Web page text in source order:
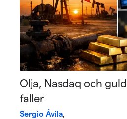
Olja, Nasdaq och
faller
Sergio Ávila,